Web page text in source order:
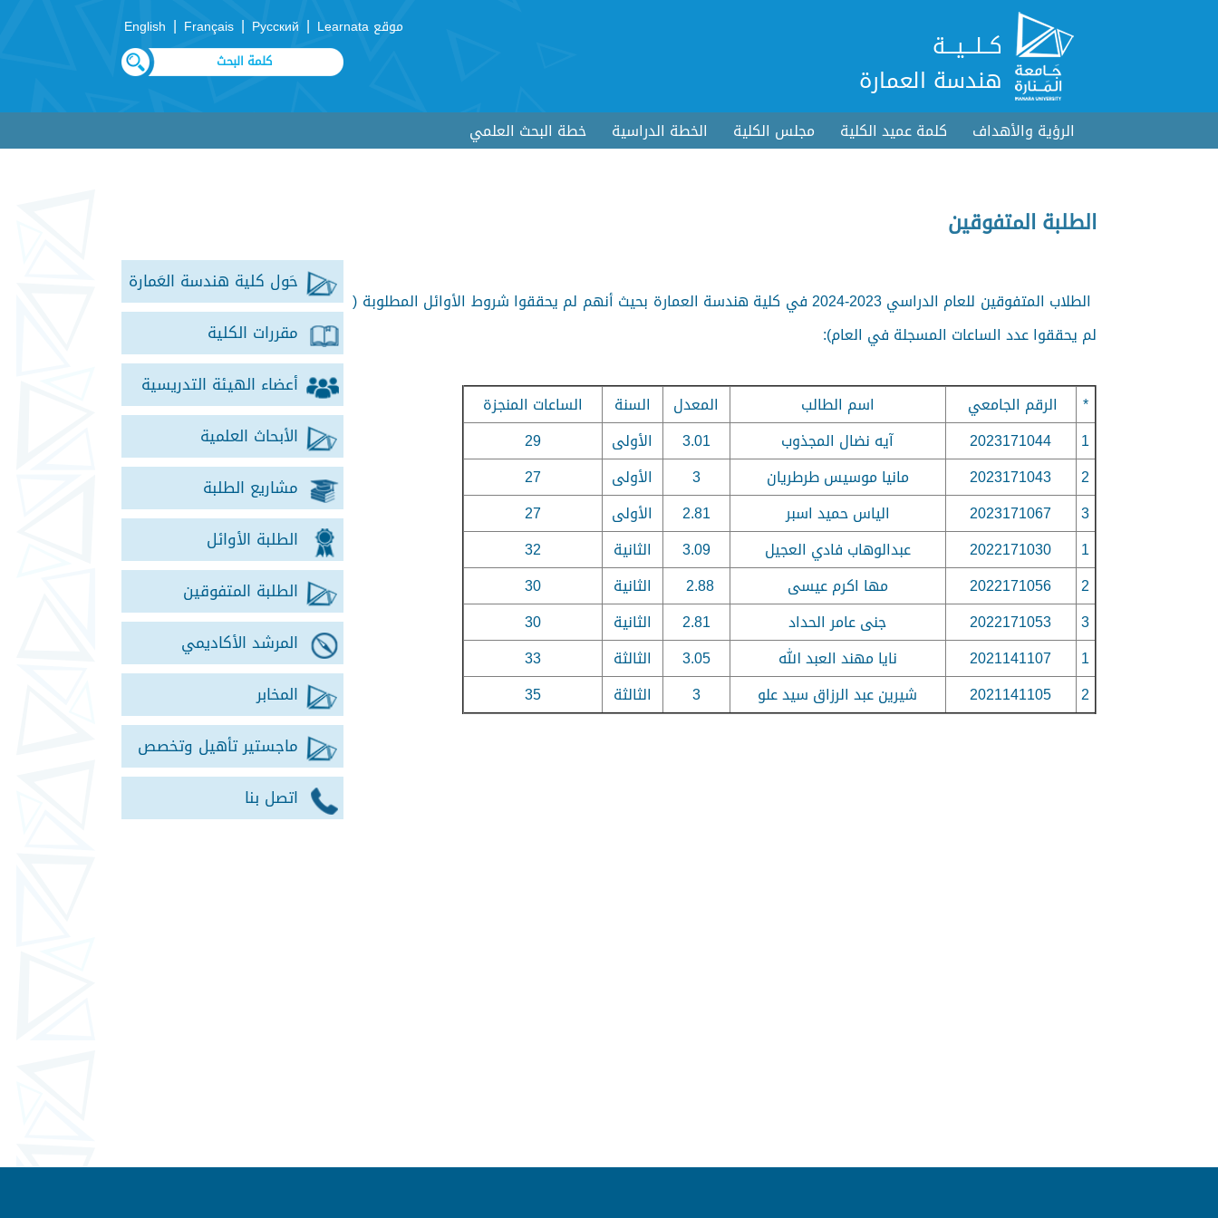
كــلـــيـــة
هندسة العمارة
موقع Learnata |
Русский
|
Français
|
English
الرؤية والأهداف كلمة عميد الكلية مجلس الكلية الخطة الدراسية خطة البحث العلمي
الطلبة المتفوقين
حَول كلية هندسة العَمارة
مقررات الكلية
أعضاء الهيئة التدريسية
الأبحاث العلمية
مشاريع الطلبة
الطلبة الأوائل
الطلبة المتفوقين
المرشد الأكاديمي
المخابر
ماجستير تأهيل وتخصص
اتصل بنا
الطلاب المتفوقين للعام الدراسي 2023-2024 في كلية هندسة العمارة بحيث أنهم لم يحققوا شروط الأوائل المطلوبة (
لم يحققوا عدد الساعات المسجلة في العام):
* الرقم الجامعي اسم الطالب المعدل السنة
الساعات المنجزة
1
2023171044 آيه نضال المجذوب 3.01 الأولى
29
2
2023171043 مانيا موسيس طرطريان 3 الأولى
27
3
2023171067 الياس حميد اسبر 2.81 الأولى
27
1
2022171030 عبدالوهاب فادي العجيل 3.09 الثانية
32
2
2022171056 مها اكرم عيسى 2.88 الثانية
30
3
2022171053 جنى عامر الحداد 2.81 الثانية
30
1
2021141107 نايا مهند العبد الله 3.05 الثالثة
33
2
2021141105 شيرين عبد الرزاق سيد علو 3 الثالثة 35